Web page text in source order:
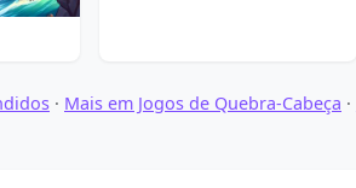
· Mais em Jogos de Quebra-Cabeça ·